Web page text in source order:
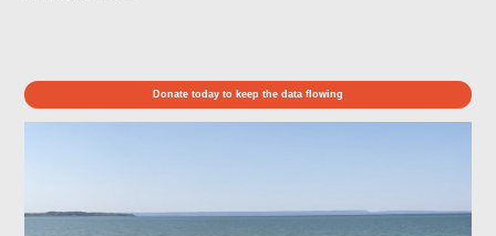
Donate today to keep the data flowing